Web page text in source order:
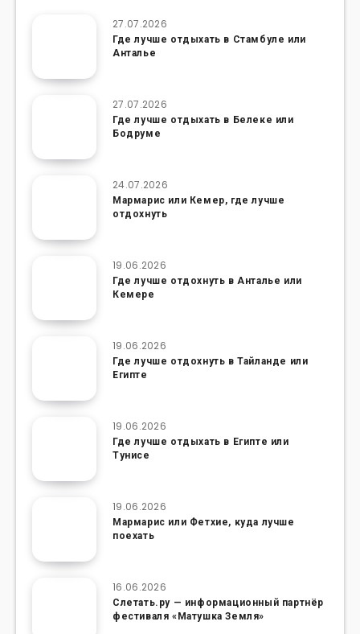
27.07.2026
Где лучше отдыхать в Стамбуле или
Анталье
27.07.2026
Где лучше отдыхать в Белеке или
Бодруме
24.07.2026
Мармарис или Кемер, где лучше
отдохнуть
19.06.2026
Где лучше отдохнуть в Анталье или
Кемере
19.06.2026
Где лучше отдохнуть в Тайланде или
Египте
19.06.2026
Где лучше отдыхать в Египте или
Тунисе
19.06.2026
Мармарис или Фетхие, куда лучше
поехать
16.06.2026
Слетать.ру — информационный партнёр
фестиваля «Матушка Земля»